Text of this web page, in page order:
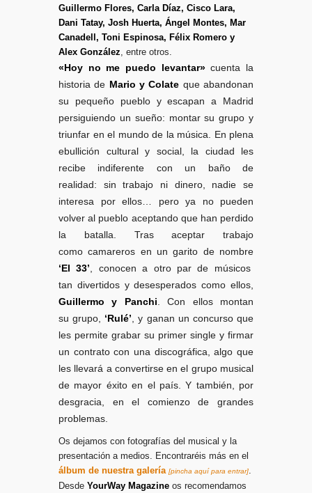
Guillermo Flores, Carla Díaz, Cisco Lara,
Dani Tatay, Josh Huerta, Ángel Montes, Mar
Canadell, Toni Espinosa, Félix Romero y
Alex González, entre otros.
«Hoy no me puedo levantar»cuenta la
historia de Mario yColate que abandonan
su pequeño pueblo y escapan a Madrid
persiguiendo un sueño: montar su grupo y
triunfar en el mundo de la música. En plena
ebullición cultural y social, la ciudad les
recibe indiferente con un baño de
realidad: sin trabajo ni dinero, nadie se
interesa por ellos… pero ya no pueden
volver al pueblo aceptando que han perdido
la batalla. Tras aceptar trabajo
comocamareros en un garito de nombre
‘El 33’, conocen a otro par de músicos
tan divertidos y desesperados como ellos,
Guillermo y Panchi. Con ellos montan
sugrupo, ‘Rulé’, y ganan un concurso que
les permite grabar su primer single y firmar
un contrato con una discográfica, algo que
les llevará a convertirse enel grupo musical
de mayor éxito en el país. Y también, por
desgracia, en el comienzo de grandes
problemas.
Os dejamos con fotografías del musical y la
presentación a medios. Encontraréis más en el
álbum de nuestra galería [pincha aquí para entrar].
Desde YourWay Magazine os recomendamos